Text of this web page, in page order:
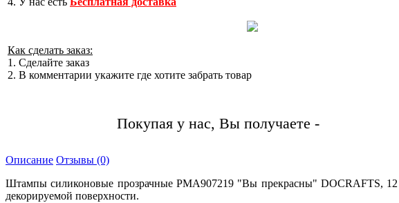
Как сделать заказ:
1. Сделайте заказ
2. В комментарии укажите где хотите забрать товар
Покупая у нас, Вы получаете -
Описание Отзывы (0)
Штампы силиконовые прозрачные PMA907219 "Вы прекрасны" DOCRAFTS,
декорируемой поверхности.